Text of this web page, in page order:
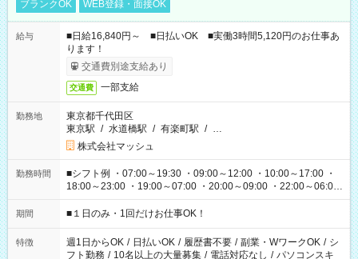
ブランクOK
WEB登録・面接OK
給与
■日給16,840円～ ■日払いOK ■実働3時間5,120円のお仕事あ
ります！
交通費別途支給あり
交通費 一部支給
勤務地
東京都千代田区
東京駅 / 水道橋駅 / 有楽町駅 / …
株式会社マッシュ
勤務時間
■シフト例 ・07:00～19:30 ・09:00～12:00 ・10:00～17:00 ・
18:00～23:00 ・19:00～07:00 ・20:00～09:00 ・22:00～06:00
etc ★最短で3時間で5,120円のお仕事から 15時間で2万円近く稼
げるお仕事も！ ご希望のお時間に合わせてご紹介！ ※シフトは
ください！
期間 ■１日のみ・1回だけお仕事OK！
特徴 週1日からOK / 日払いOK / 履歴書不要 / 副業・WワークOK / シ
フト勤務 / 10名以上の大量募集 / 電話対応なし / パソコンスキ